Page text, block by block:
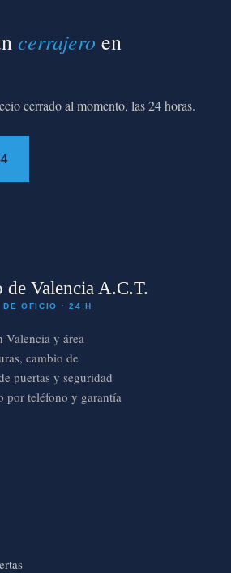
cerrajero en
cerrado al momento, las 24 horas.
de Valencia A.C.T.
OFICIO · 24 H
Valencia y área
cambio de
puertas y seguridad
teléfono y garantía